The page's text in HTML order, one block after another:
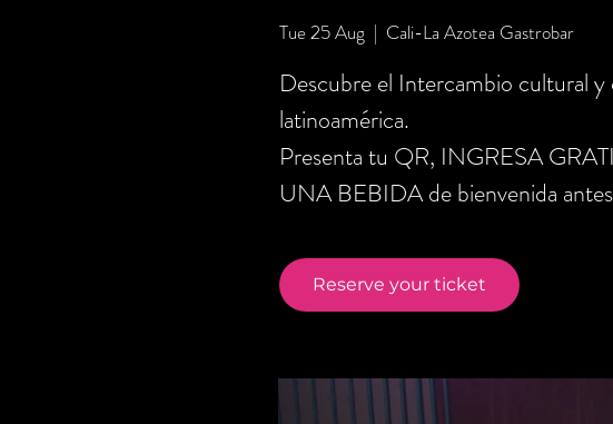
Tue 25 Aug
  |
Cali-La Azotea Gastrobar
Descubre el Intercambio cultural y
latinoamérica.
Presenta tu QR, INGRESA
UNA BEBIDA de bienvenida
Reserve your ticket